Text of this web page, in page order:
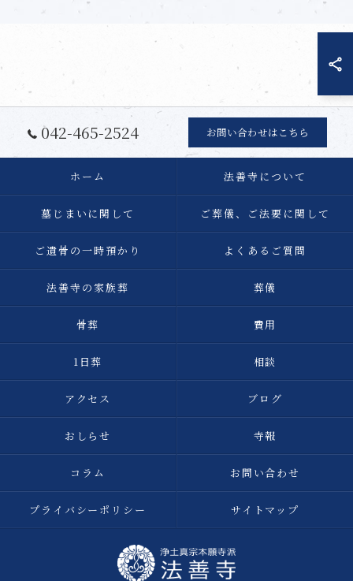
042-465-2524 お問い合わせはこちら
ホーム 法善寺について
墓じまいに関して ご葬儀、ご法要に関して
ご遺骨の一時預かり よくあるご質問
法善寺の家族葬 葬儀
骨葬 費用
1日葬 相談
アクセス ブログ
おしらせ 寺報
コラム お問い合わせ
プライバシーポリシー サイトマップ